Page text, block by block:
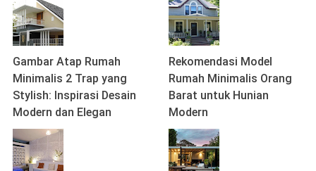
Gambar Atap Rumah
Minimalis 2 Trap yang
Stylish: Inspirasi Desain
Modern dan Elegan
Rekomendasi Model
Rumah Minimalis Orang
Barat untuk Hunian
Modern